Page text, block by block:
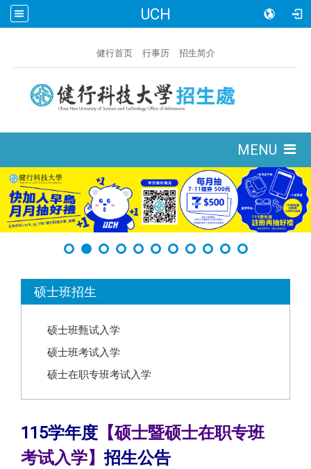
UCH
健行首页 行事历 招生简介
MENU
硕士班招生
硕士班甄试入学
硕士班考试入学
硕士在职专班考试入学
115学年度 【硕士暨硕士在职专班
考试入学】招生公告